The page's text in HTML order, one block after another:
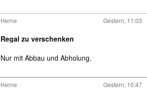
Herne Gestern, 11:03
Regal zu verschenken
Nur mit Abbau und Abholung.
Herne Gestern, 10:47